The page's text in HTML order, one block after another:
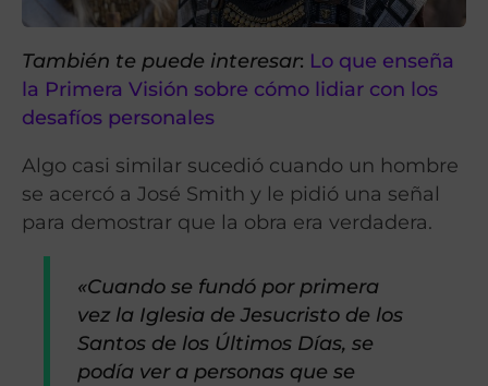
También te puede interesar: Lo que enseña
la Primera Visión sobre cómo lidiar con los
desafíos personales
Algo casi similar sucedió cuando un hombre
se acercó a José Smith y le pidió una señal
para demostrar que la obra era verdadera.
«Cuando se fundó por primera
vez la Iglesia de Jesucristo de los
Santos de los Últimos Días, se
podía ver a personas que se